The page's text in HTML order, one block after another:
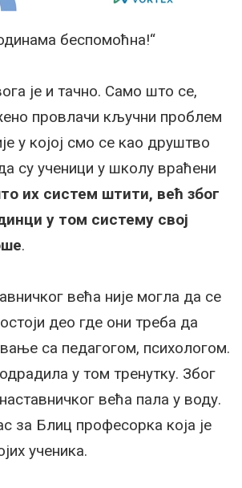
беспомоћна!“
је и тачно. Само што се,
провлачи кључни проблем
у којој смо се као друштво
су ученици у школу враћени
их систем штити, већ због
у том систему свој
.
већа није могла да се
део где они треба да
са педагогом, психологом.
у том тренутку. Због
већа пала у воду.
за Блиц професорка која је
ученика.